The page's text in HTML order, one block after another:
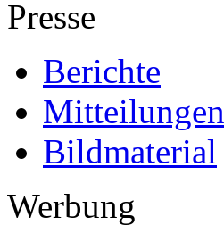
Presse
Berichte
Mitteilungen
Bildmaterial
Werbung